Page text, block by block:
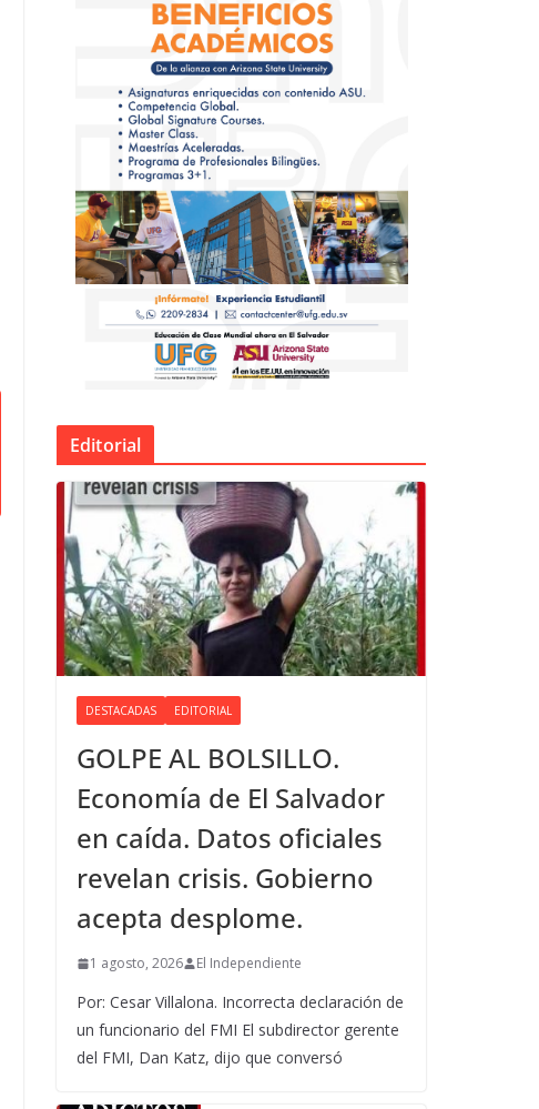
Editorial
DESTACADAS EDITORIAL
GOLPE AL BOLSILLO.
Economía de El Salvador
en caída. Datos oficiales
revelan crisis. Gobierno
acepta desplome.
1 agosto, 2026 El Independiente
Por: Cesar Villalona. Incorrecta declaración de
un funcionario del FMI El subdirector gerente
del FMI, Dan Katz, dijo que conversó